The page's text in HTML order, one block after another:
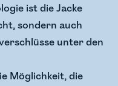
ist die Jacke
sondern auch
unter den
Möglichkeit, die